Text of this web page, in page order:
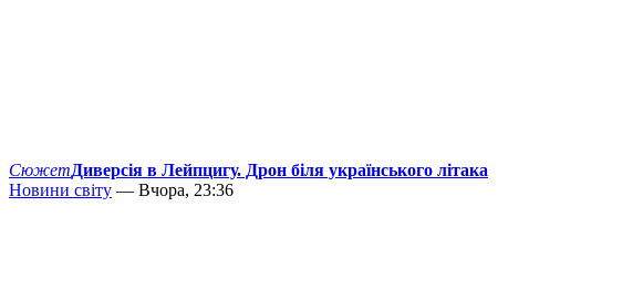
СюжетДиверсія в Лейпцигу. Дрон біля українського літака
Новини світу — Вчора, 23:36